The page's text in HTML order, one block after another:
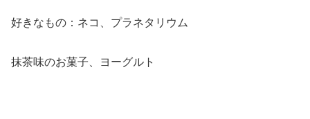
好きなもの：ネコ、プラネタリウム
抹茶味のお菓子、ヨーグルト